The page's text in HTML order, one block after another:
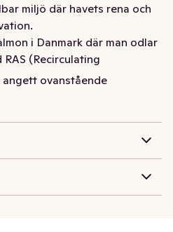
miljö där havets rena och
i Danmark där man odlar
(Recirculating
odling i ett slutet system där
och minskar odlingens
lax:
angett ovanstående